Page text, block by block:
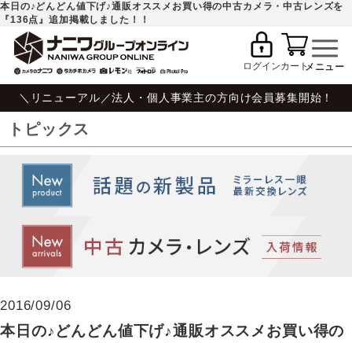
本日の♪どんどん値下げ♪通販オススメお買い得の中古カメラ・中古レンズを
『136点』追加掲載しました！！
ログインカート
＼リニューアル／法人・個人事業主の方向け会員募集開始！
トピックス
2016/09/06
本日の♪どんどん値下げ♪通販オススメお買い得の